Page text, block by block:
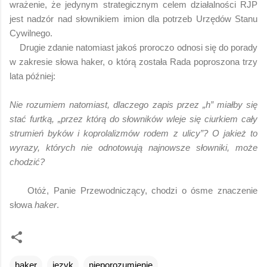
wrażenie, że jedynym strategicznym celem działalności RJP
jest nadzór nad słownikiem imion dla potrzeb Urzędów Stanu
Cywilnego.
Drugie zdanie natomiast jakoś proroczo odnosi się do porady
w zakresie słowa haker, o którą została Rada poproszona trzy
lata później:
Nie rozumiem natomiast, dlaczego zapis przez „h” miałby się
stać furtką, „przez którą do słowników wleje się ciurkiem cały
strumień byków i koprolalizmów rodem z ulicy”? O jakież to
wyrazy, których nie odnotowują najnowsze słowniki, może
chodzić?
Otóż, Panie Przewodniczący, chodzi o ósme znaczenie
słowa haker.
haker język nieporozumienie